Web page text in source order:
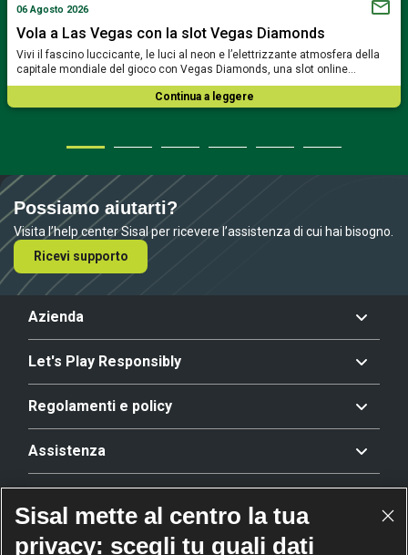
06 Agosto 2026
Vola a Las Vegas con la slot Vegas Diamonds
Vivi il fascino luccicante, le luci al neon e l’elettrizzante atmosfera della
capitale mondiale del gioco con Vegas Diamonds, una slot online…
Continua a leggere
Possiamo aiutarti?
Visita l’help center Sisal per ricevere l’assistenza di cui hai bisogno.
Ricevi supporto
Azienda
Let's Play Responsibly
Regolamenti e policy
Assistenza
Riconoscimenti
Sisal mette al centro la tua
privacy: scegli tu quali dati